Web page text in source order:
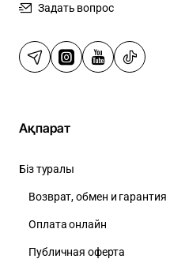
Задать вопрос
Ақпарат
Біз туралы
Возврат, обмен и гарантия
Оплата онлайн
Публичная оферта